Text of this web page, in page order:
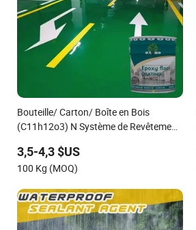
Bouteille/ Carton/ Boîte en Bois
(C11h12o3) N Système de Revêtement
3,5-4,3 $US
100 Kg (MOQ)